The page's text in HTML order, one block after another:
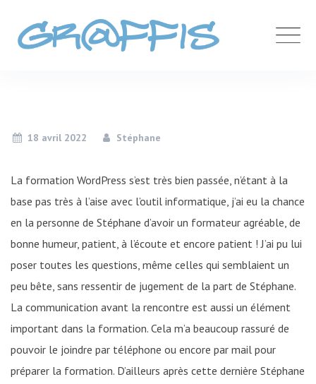
content
18 avril 2022 Stéphane
La formation WordPress s’est très bien passée, n’étant à la
base pas très à l’aise avec l’outil informatique, j’ai eu la chance
en la personne de Stéphane d’avoir un formateur agréable, de
bonne humeur, patient, à l’écoute et encore patient ! J’ai pu lui
poser toutes les questions, même celles qui semblaient un
peu bête, sans ressentir de jugement de la part de Stéphane.
La communication avant la rencontre est aussi un élément
important dans la formation. Cela m’a beaucoup rassuré de
pouvoir le joindre par téléphone ou encore par mail pour
préparer la formation. D’ailleurs après cette dernière Stéphane